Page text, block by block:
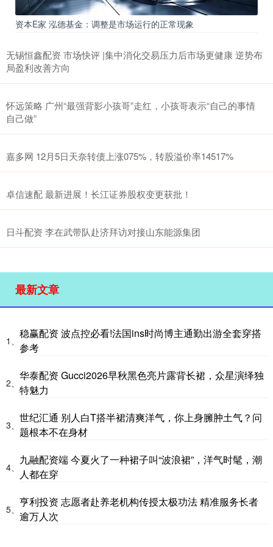
资本E家 泓德基金：调整是市场运行的正常现象
无锡恒鑫配资 市场快评 |集中消化交易压力后市场更健康 逆势布
局盈利改善方向
怀远策略 广州“最强背影小孩哥”走红，小孩哥表示“自己的事情
自己做”
嘉多网 12月5日天奈转债上涨075%，转股溢价率14517%
卓信速配 最新进展！长江证券股权变更获批！
日斗配资 李在武带队赴济拜访对接山东能源集团
最新文章
1、
稳赢配资 波点控必看!法国ins时尚博主通勤出游全套穿搭
参考
2、
华泰配资 Gucci2026早秋黑色亮片露背长裙，众星演绎独
特魅力
3、
世纪汇通 别人白T搭半裙清爽洋气，你上身臃肿土气？问
题根本不在身材
4、
九融配资端 今夏火了一种裙子叫“波浪裙”，洋气时髦，潮
人都在穿
5、
亨利投资 志愿者赴养老机构传授太极功法 精准服务长者
逾万人次